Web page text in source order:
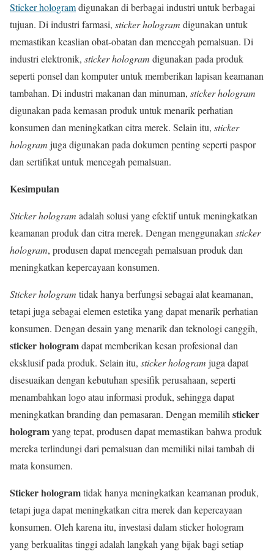
Sticker hologramdigunakan di berbagai industri untuk berbagai
tujuan. Di industri farmasi, sticker hologram digunakan untuk
memastikan keaslian obat-obatan dan mencegah pemalsuan. Di
industri elektronik, sticker hologram digunakan pada produk
seperti ponsel dan komputer untuk memberikan lapisan keamanan
tambahan. Di industri makanan dan minuman, sticker hologram
digunakan pada kemasan produk untuk menarik perhatian
konsumen dan meningkatkan citra merek. Selain itu, sticker
hologram juga digunakan pada dokumen penting seperti paspor
dan sertifikat untuk mencegah pemalsuan.
Kesimpulan
Sticker hologram adalah solusi yang efektif untuk meningkatkan
keamanan produk dan citra merek. Dengan menggunakan sticker
hologram, produsen dapat mencegah pemalsuan produk dan
meningkatkan kepercayaan konsumen.
Sticker hologram tidak hanya berfungsi sebagai alat keamanan,
tetapi juga sebagai elemen estetika yang dapat menarik perhatian
konsumen. Dengan desain yang menarik dan teknologi canggih,
sticker hologramdapat memberikan kesan profesional dan
eksklusif pada produk. Selain itu, sticker hologram juga dapat
disesuaikan dengan kebutuhan spesifik perusahaan, seperti
menambahkan logo atau informasi produk, sehingga dapat
meningkatkan branding dan pemasaran. Dengan memilih sticker
hologramyang tepat, produsen dapat memastikan bahwa produk
mereka terlindungi dari pemalsuan dan memiliki nilai tambah di
mata konsumen.
Sticker hologramtidak hanya meningkatkan keamanan produk,
tetapi juga dapat meningkatkan citra merek dan kepercayaan
konsumen. Oleh karena itu, investasi dalam sticker hologram
yang berkualitas tinggi adalah langkah yang bijak bagi setiap